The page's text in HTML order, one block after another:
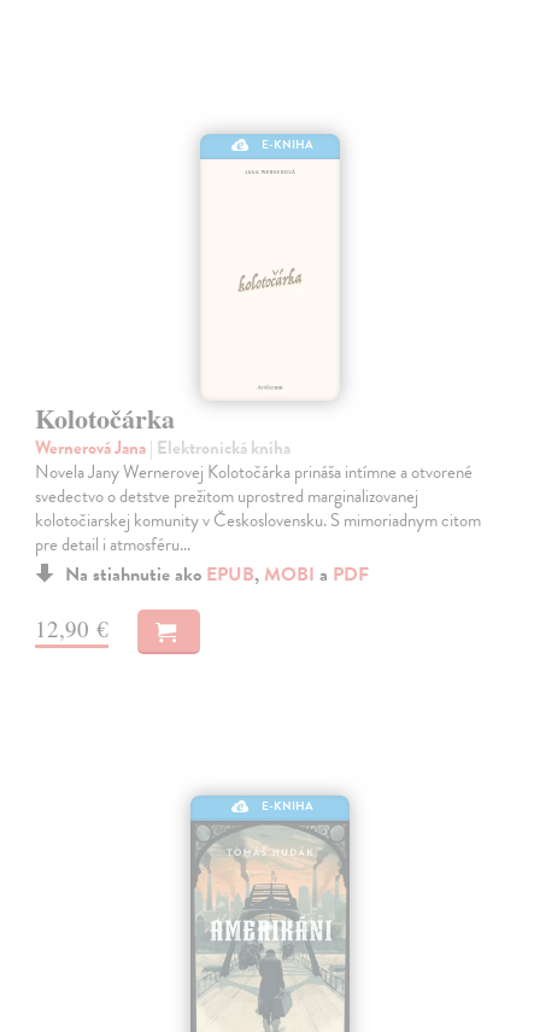
E-KNIHA
Kolotočárka
Wernerová Jana| Elektronická kniha
Novela Jany Wernerovej Kolotočárka prináša intímne a otvorené
svedectvo o detstve prežitom uprostred marginalizovanej
kolotočiarskej komunity v Československu. S mimoriadnym citom
pre detail i atmosféru…
Na stiahnutie ako EPUB, MOBI a PDF
12,90 €
E-KNIHA